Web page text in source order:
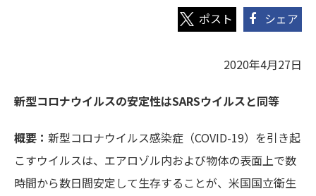
シェア
2020年4月27日
新型コロナウイルスの安定性はSARSウイルスと同等
概要： 新型コロナウイルス感染症（COVID-19）を引き起
こすウイルスは、エアロゾル内および物体の表面上で数
時間から数日間安定して生存することが、米国国立衛生